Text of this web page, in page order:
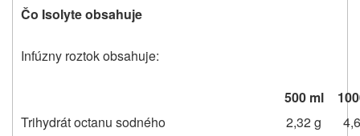
Čo Isolyte obsahuje
Infúzny roztok obsahuje:
500 ml
Trihydrát octanu sodného
2,32 g